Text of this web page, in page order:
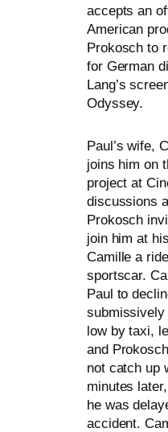
accepts an
American
Prokosch to
for German
Lang’s
Odyssey.
Paul’s wife,
joins him on
pro­ject at
dis­cus­sions
Prokosch
join him at
Camille a
sports­car.
Paul to
low by taxi,
and
not catch up
minu­tes
he was
acci­dent.